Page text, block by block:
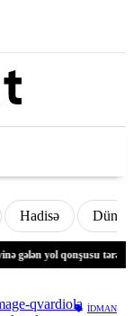
Hadisə Dünya
gələn yol qonşusu
İDMAN